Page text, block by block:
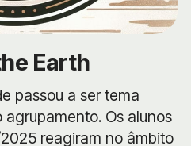
Earth
passou a ser tema
Os alunos
reagiram no âmbito